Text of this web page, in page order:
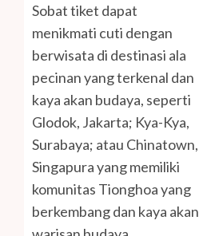
Sobat tiket dapat
menikmati cuti dengan
berwisata di destinasi ala
pecinan yang terkenal dan
kaya akan budaya, seperti
Glodok, Jakarta; Kya-Kya,
Surabaya; atau Chinatown,
Singapura yang memiliki
komunitas Tionghoa yang
berkembang dan kaya akan